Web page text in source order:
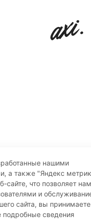
нашими
а также "Яндекс
сайте, что позволяет нам
и
сайта, вы принимаете
подробные сведения